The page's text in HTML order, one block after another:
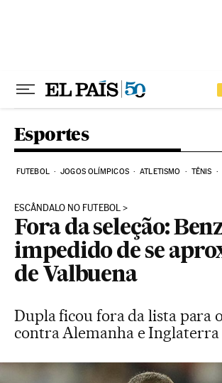
Esportes
FUTEBOL JOGOS OLÍMPICOS ATLETISMO TÊNIS
ESCÂNDALO NO FUTEBOL
Fora da seleção:
impedido de se
de Valbuena
Dupla ficou fora da lista para
contra Alemanha e Inglaterra